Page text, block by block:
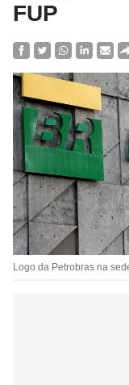
FUP
Logo da Petrobras na